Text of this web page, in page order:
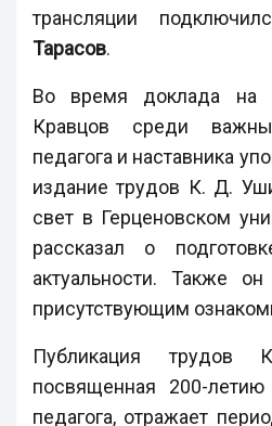
трансляции
Тарасов.
Во время доклада на
Кравцов среди
педагога и наставника
издание трудов К. Д.
свет в Герценовском
рассказал о
актуальности. Также
присутствующим
Публикация трудов
посвященная 200-
педагога, отражает